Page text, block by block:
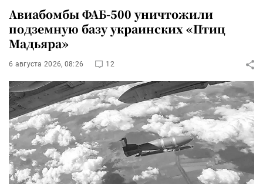
Авиабомбы ФАБ-500 уничтожили
подземную базу украинских «Птиц
Мадьяра»
6 августа 2026, 08:26 12